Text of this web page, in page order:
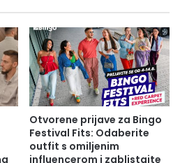
Otvorene prijave za Bingo
Festival Fits: Odaberite
outfit s omiljenim
influencerom i zablistajte